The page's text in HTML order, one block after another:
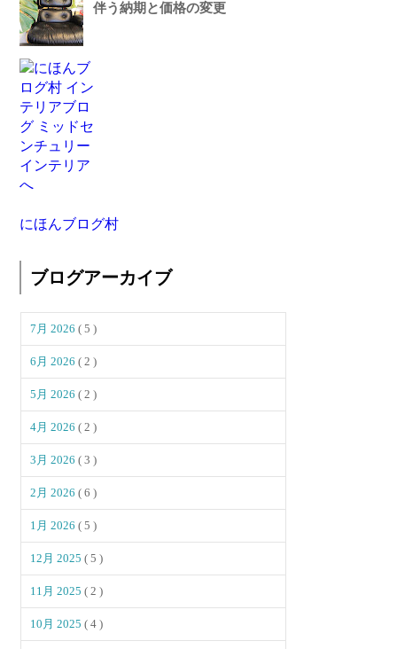
伴う納期と価格の変更
にほんブログ村
ブログアーカイブ
7月 2026( 5 )
6月 2026( 2 )
5月 2026( 2 )
4月 2026( 2 )
3月 2026( 3 )
2月 2026( 6 )
1月 2026( 5 )
12月 2025( 5 )
11月 2025( 2 )
10月 2025( 4 )